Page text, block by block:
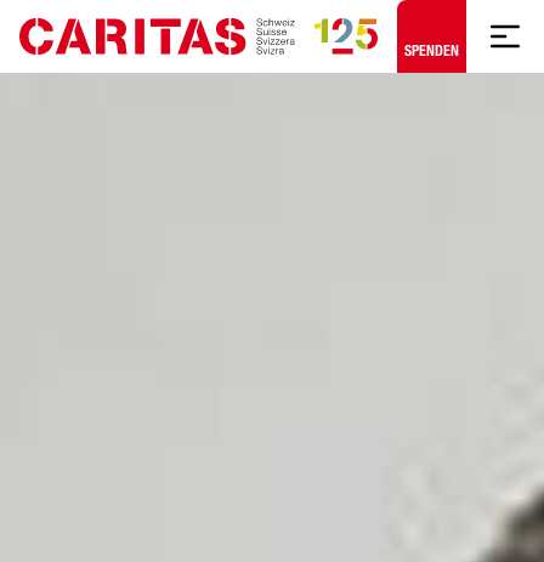
Zum Hauptinhalt springen
SPENDEN